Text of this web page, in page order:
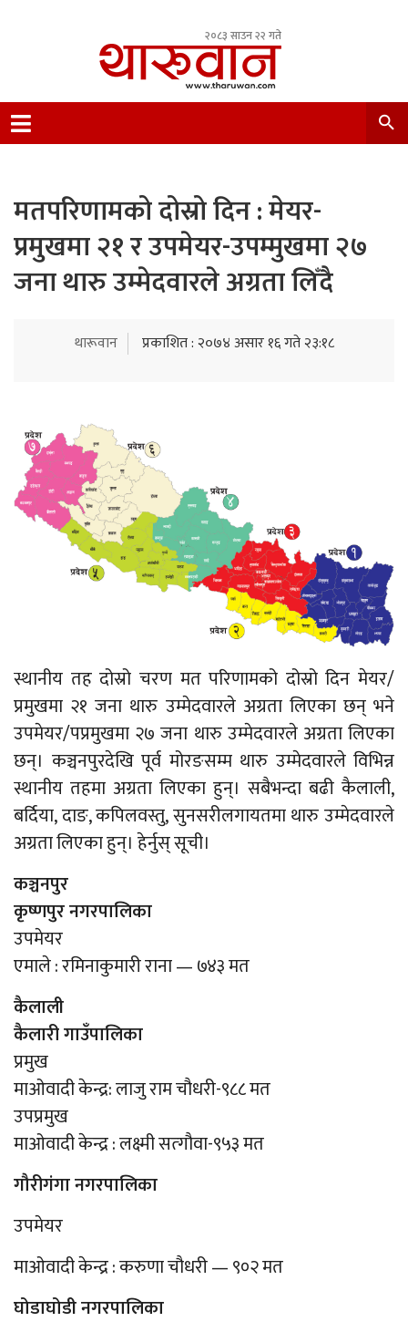
२०८३ साउन २२ गते
Nepal.
मतपरिणामको दोस्रो दिन : मेयर-
प्रमुखमा २१ र उपमेयर-उपम्मुखमा २७
जना थारु उम्मेदवारले अग्रता लिँदै
थारूवान प्रकाशित : २०७४ असार १६ गते २३:१८
स्थानीय तह दोस्रो चरण मत परिणामको दोस्रो दिन मेयर/
प्रमुखमा २१ जना थारु उम्मेदवारले अग्रता लिएका छन् भने
उपमेयर/पप्रमुखमा २७ जना थारु उम्मेदवारले अग्रता लिएका
छन्। कञ्चनपुरदेखि पूर्व मोरङसम्म थारु उम्मेदवारले विभिन्न
स्थानीय तहमा अग्रता लिएका हुन्। सबैभन्दा बढी कैलाली,
बर्दिया, दाङ, कपिलवस्तु, सुनसरीलगायतमा थारु उम्मेदवारले
अग्रता लिएका हुन्। हेर्नुस् सूची।
कञ्चनपुर
कृष्णपुर नगरपालिका
उपमेयर
एमाले : रमिनाकुमारी राना — ७४३ मत
कैलाली
कैलारी गाउँपालिका
प्रमुख
माओवादी केन्द्र: लाजु राम चौधरी-९८८ मत
उपप्रमुख
माओवादी केन्द्र : लक्ष्मी सत्गौवा-९५३ मत
गौरीगंगा नगरपालिका
उपमेयर
माओवादी केन्द्र : करुणा चौधरी — ९०२ मत
घोडाघोडी नगरपालिका